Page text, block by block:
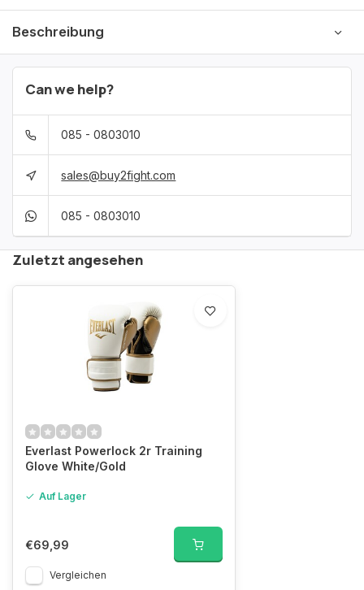
Beschreibung
Can we help?
085 - 0803010
sales@buy2fight.com
085 - 0803010
Zuletzt angesehen
Everlast Powerlock 2r Training
Glove White/Gold
Auf Lager
€69,99
Vergleichen